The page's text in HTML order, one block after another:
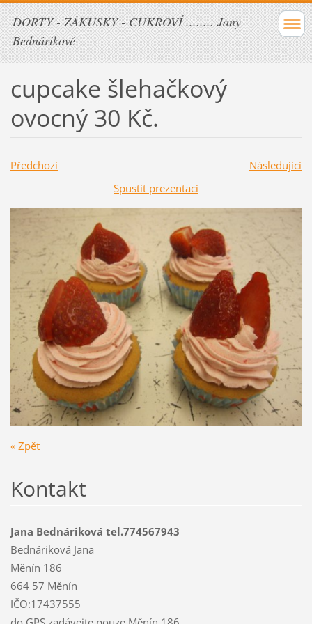
DORTY - ZÁKUSKY - CUKROVÍ ........ Jany
Bednárikové
cupcake šlehačkový
ovocný 30 Kč.
Předchozí
Následující
Spustit prezentaci
« Zpět
Kontakt
Jana Bednáriková tel.774567943
Bednáriková Jana
Měnín 186
664 57 Měnín
IČO:17437555